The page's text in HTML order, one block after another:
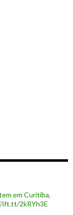
em Curitiba,
ift.tt/2kRYh3E